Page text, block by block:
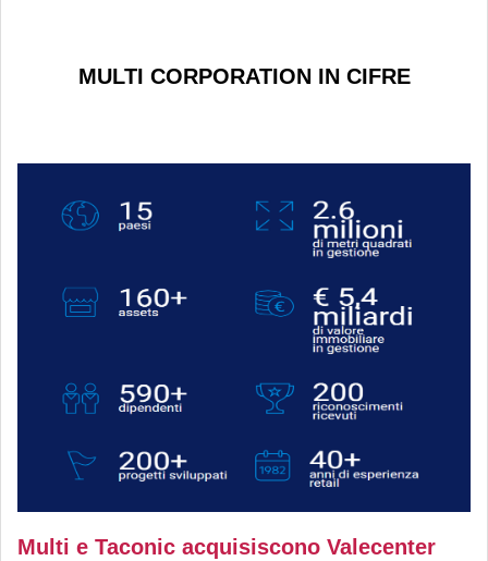
MULTI CORPORATION IN CIFRE
Multi e Taconic acquisiscono Valecenter